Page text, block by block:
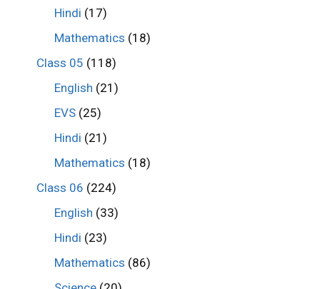
Hindi (17)
Mathematics (18)
Class 05 (118)
English (21)
EVS (25)
Hindi (21)
Mathematics (18)
Class 06 (224)
English (33)
Hindi (23)
Mathematics (86)